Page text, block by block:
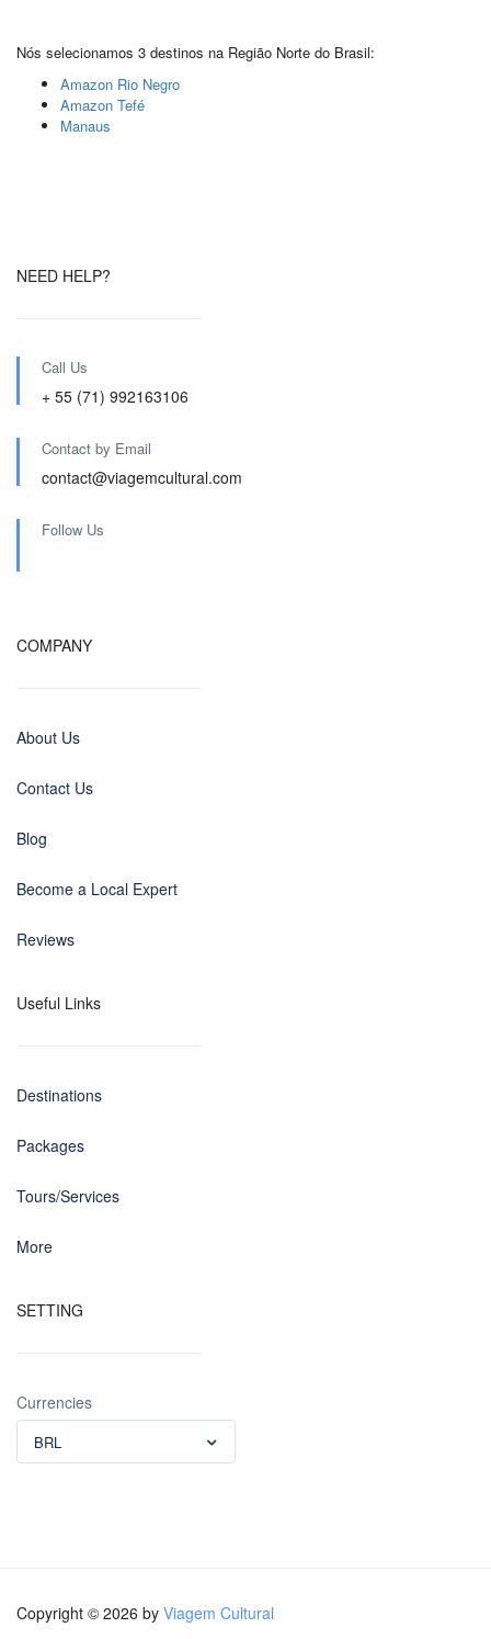
Nós selecionamos 3 destinos na Região Norte do Brasil:
Amazon Rio Negro
Amazon Tefé
Manaus
NEED HELP?
Call Us
+ 55 (71) 992163106
Contact by Email
contact@viagemcultural.com
Follow Us
COMPANY
About Us
Contact Us
Blog
Become a Local Expert
Reviews
Useful Links
Destinations
Packages
Tours/Services
More
SETTING
Currencies
BRL
Copyright © 2026 by Viagem Cultural